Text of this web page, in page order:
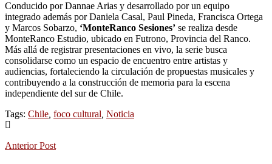
Conducido por Dannae Arias y desarrollado por un equipo
integrado además por Daniela Casal, Paul Pineda, Francisca Ortega
y Marcos Sobarzo, ‘MonteRanco Sesiones’ se realiza desde
MonteRanco Estudio, ubicado en Futrono, Provincia del Ranco.
Más allá de registrar presentaciones en vivo, la serie busca
consolidarse como un espacio de encuentro entre artistas y
audiencias, fortaleciendo la circulación de propuestas musicales y
contribuyendo a la construcción de memoria para la escena
independiente del sur de Chile.
Tags: Chile, foco cultural, Noticia
Anterior Post